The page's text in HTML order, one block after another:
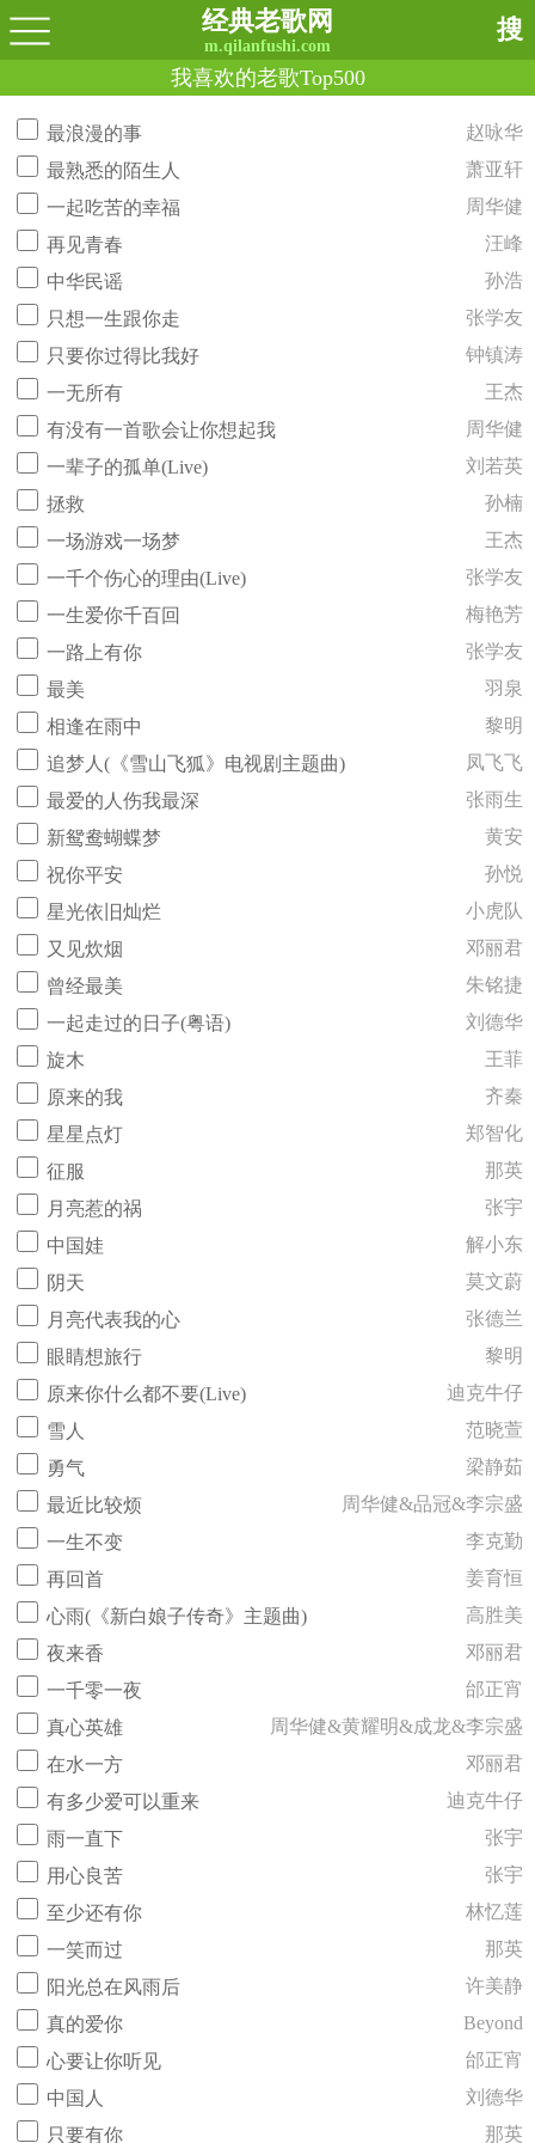
经典老歌网
m.qilanfushi.com
搜
我喜欢的老歌Top500
最浪漫的事
赵咏华
最熟悉的陌生人
萧亚轩
一起吃苦的幸福
周华健
再见青春
汪峰
中华民谣
孙浩
只想一生跟你走
张学友
只要你过得比我好
钟镇涛
一无所有
王杰
有没有一首歌会让你想起我
周华健
一辈子的孤单(Live)
刘若英
拯救
孙楠
一场游戏一场梦
王杰
一千个伤心的理由(Live)
张学友
一生爱你千百回
梅艳芳
一路上有你
张学友
最美
羽泉
相逢在雨中
黎明
追梦人(《雪山飞狐》电视剧主题曲)
凤飞飞
最爱的人伤我最深
张雨生
新鸳鸯蝴蝶梦
黄安
祝你平安
孙悦
星光依旧灿烂
小虎队
又见炊烟
邓丽君
曾经最美
朱铭捷
一起走过的日子(粤语)
刘德华
旋木
王菲
原来的我
齐秦
星星点灯
郑智化
征服
那英
月亮惹的祸
张宇
中国娃
解小东
阴天
莫文蔚
月亮代表我的心
张德兰
眼睛想旅行
黎明
原来你什么都不要(Live)
迪克牛仔
雪人
范晓萱
勇气
梁静茹
最近比较烦
周华健&品冠&李宗盛
一生不变
李克勤
再回首
姜育恒
心雨(《新白娘子传奇》主题曲)
高胜美
夜来香
邓丽君
一千零一夜
邰正宵
真心英雄
周华健&黄耀明&成龙&李宗盛
在水一方
邓丽君
有多少爱可以重来
迪克牛仔
雨一直下
张宇
用心良苦
张宇
至少还有你
林忆莲
一笑而过
那英
阳光总在风雨后
许美静
真的爱你
Beyond
心要让你听见
邰正宵
中国人
刘德华
只要有你
那英